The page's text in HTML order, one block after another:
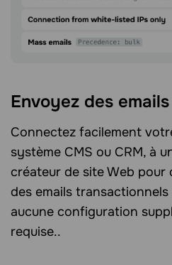
Envoyez des
Connectez facilement
système CMS ou CRM, à
créateur de site Web pour
des emails
aucune configuration
requise..